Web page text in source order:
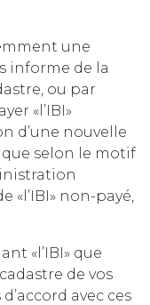
une
informe de la
ou par
«l’IBI»
d’une nouvelle
que selon le motif
«l’IBI» non-payé,
«l’IBI» que
de vos
avec ces